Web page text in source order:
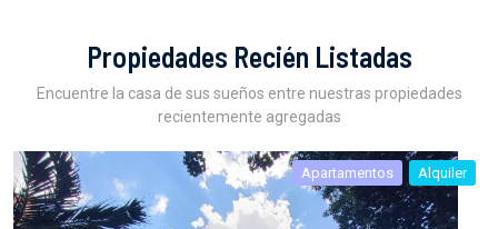
Propiedades Recién Listadas
Encuentre la casa de sus sueños entre nuestras propiedades
recientemente agregadas
Apartamentos Alquiler